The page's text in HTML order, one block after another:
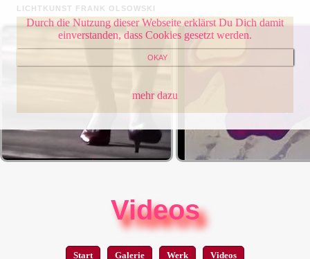
Durch die Nutzung dieser Webseite erklärst Du Dich damit
einverstanden, dass Cookies gesetzt werden.
OKAY
mehr dazu
LICHTKUNST FRANK OLSOWSKI
Videos
Start Galerie Werk Videos